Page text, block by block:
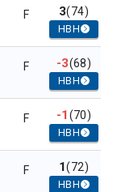
F 3(74)
HBH
F -3(68)
HBH
F -1(70)
HBH
F 1(72)
HBH